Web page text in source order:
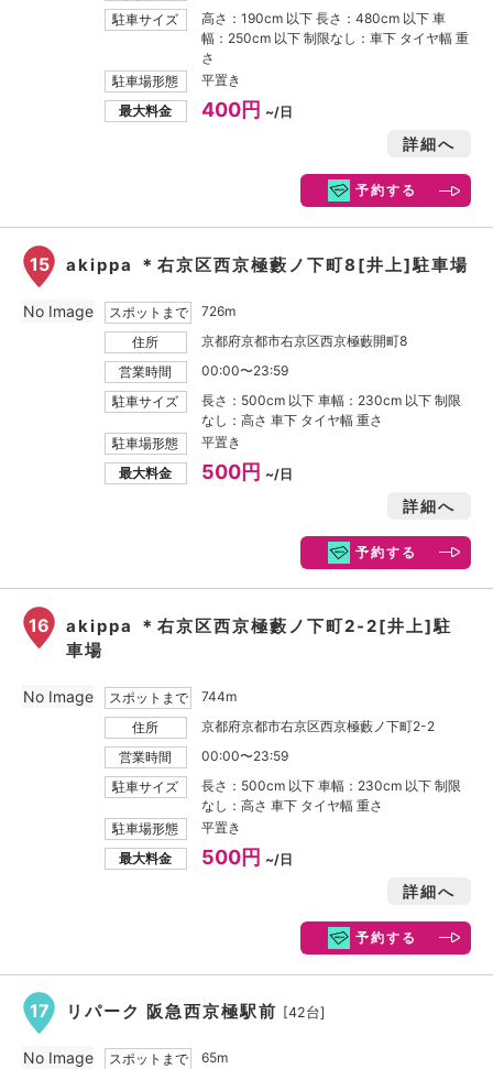
駐車サイズ
高さ：190cm 以下 長さ：480cm 以下 車
幅：250cm 以下 制限なし：車下 タイヤ幅 重
さ
駐車場形態
平置き
最大料金
400円 ~/日
詳細へ
予約する
15 akippa ＊右京区西京極藪ノ下町8[井上]駐車場
スポットまで
726m
住所
京都府京都市右京区西京極藪開町8
営業時間
00:00〜23:59
駐車サイズ
長さ：500cm 以下 車幅：230cm 以下 制限
なし：高さ 車下 タイヤ幅 重さ
駐車場形態
平置き
最大料金
500円 ~/日
詳細へ
予約する
No Image
16
akippa ＊右京区西京極藪ノ下町2-2[井上]駐
車場
スポットまで
744m
住所
京都府京都市右京区西京極藪ノ下町2-2
営業時間
00:00〜23:59
駐車サイズ
長さ：500cm 以下 車幅：230cm 以下 制限
なし：高さ 車下 タイヤ幅 重さ
駐車場形態
平置き
最大料金
500円 ~/日
詳細へ
予約する
No Image
17 リパーク 阪急西京極駅前 [42台]
スポットまで
65m
No Image